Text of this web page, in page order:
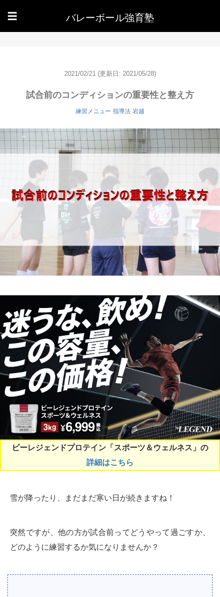
☰ バレーボール強育塾
2021/02/21 (更新日: 2021/05/28)
試合前のコンディションの重要性と整え方
練習メニュー 指導法 岩越
ビーレジェンドプロテイン「スポーツ＆ウェルネス」の
詳細はこちら
雪が降ったり、まだまだ寒い日が続きますね！
突然ですが、他の方が試合前ってどうやって過ごすか、
どのように練習するか気になりませんか？